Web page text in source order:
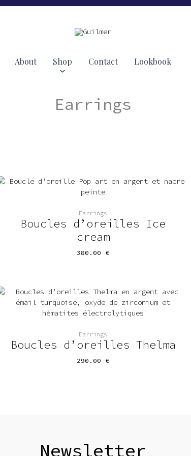
About Shop Contact Lookbook
Earrings
Earrings
Boucles d’oreilles Ice
cream
380.00 €
Earrings
Boucles d’oreilles Thelma
290.00 €
Newsletter